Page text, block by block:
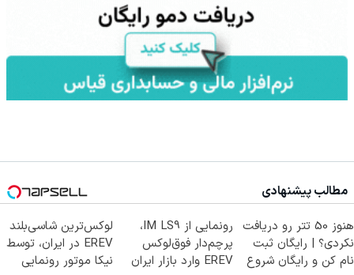
مطالب پیشنهادی
هنوز 50 تتر رو دریافت
نکردی؟ | رایگان ثبت
نام کن و رایگان شروع
رونمایی از IM LS9،
پرچم‌دار فوق‌لوکس
EREV وارد بازار ایران
لوکس‌ترین شاسی‌بلند
EREV در ایران، توسط
نیکا موتور رونمایی